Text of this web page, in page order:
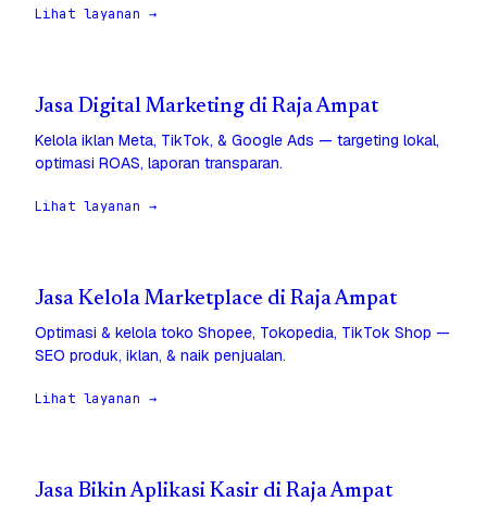
Lihat layanan →
Jasa Digital Marketing di Raja Ampat
Kelola iklan Meta, TikTok, & Google Ads — targeting lokal,
optimasi ROAS, laporan transparan.
Lihat layanan →
Jasa Kelola Marketplace di Raja Ampat
Optimasi & kelola toko Shopee, Tokopedia, TikTok Shop —
SEO produk, iklan, & naik penjualan.
Lihat layanan →
Jasa Bikin Aplikasi Kasir di Raja Ampat